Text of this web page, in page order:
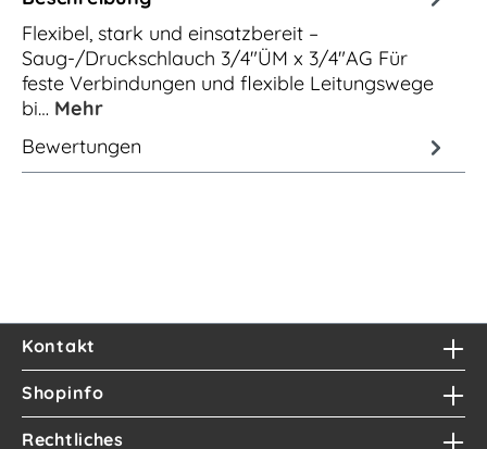
Flexibel, stark und einsatzbereit –
Saug-/Druckschlauch 3/4"ÜM x 3/4"AG Für
feste Verbindungen und flexible Leitungswege
bi… Mehr
Bewertungen
Kontakt
Shopinfo
Rechtliches